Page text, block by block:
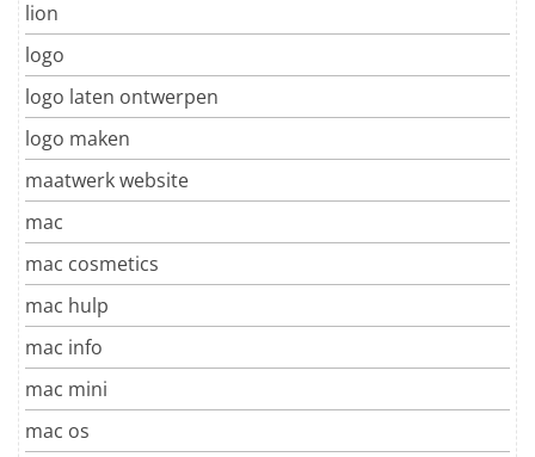
lion
logo
logo laten ontwerpen
logo maken
maatwerk website
mac
mac cosmetics
mac hulp
mac info
mac mini
mac os